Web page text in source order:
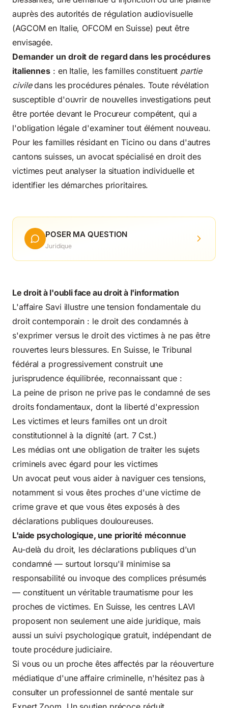
auprès des autorités de régulation audiovisuelle
(AGCOM en Italie, OFCOM en Suisse) peut être
envisagée.
Demander un droit de regard dans les procédures
italiennes : en Italie, les familles constituent partie
civiledans les procédures pénales. Toute révélation
susceptible d'ouvrir de nouvelles investigations peut
être portée devant le Procureur compétent, qui a
l'obligation légale d'examiner tout élément nouveau.
Pour les familles résidant enTicino ou dans d'autres
cantons suisses, un avocat spécialisé en droit des
victimes peut analyser la situation individuelle et
identifier les démarches prioritaires.
POSER MA QUESTION
Juridique
Le droit à l'oubli face au droit à l'information
L'affaire Savi illustre une tension fondamentale du
droit contemporain : le droit des condamnés à
s'exprimer versus le droit des victimes à ne pas être
rouvertes leurs blessures. En Suisse, le Tribunal
fédéral a progressivement construit une
jurisprudence équilibrée, reconnaissant que :
La peine de prison ne prive pas le condamné de ses
droits fondamentaux, dont la liberté d'expression
Les victimes et leurs familles ont un droit
constitutionnel à la dignité (art. 7 Cst.)
Les médias ont une obligation de traiter les sujets
criminels avec égard pour les victimes
Un avocat peut vous aider à naviguer ces tensions,
notamment si vous êtes proches d'une victime de
crime grave et que vous êtes exposés à des
déclarations publiques douloureuses.
L'aide psychologique, une priorité méconnue
Au-delà du droit, les déclarations publiques d'un
condamné — surtout lorsqu'il minimise sa
responsabilité ou invoque des complices présumés
— constituent un véritable traumatisme pour les
proches de victimes. En Suisse, les centres LAVI
proposent non seulement une aide juridique, mais
aussi un suivi psychologique gratuit, indépendant de
toute procédure judiciaire.
Si vous ou un proche êtes affectés par la réouverture
médiatique d'une affaire criminelle, n'hésitez pas à
consulter un professionnel de santé mentale sur